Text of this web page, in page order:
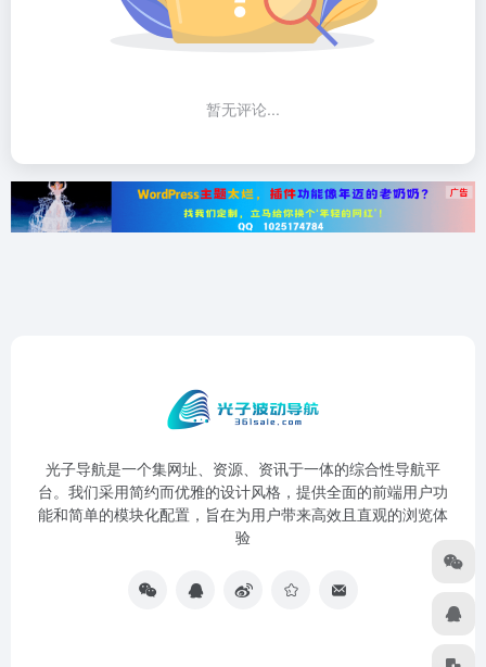
暂无评论...
光子导航是一个集网址、资源、资讯于一体的综合性导航平
台。我们采用简约而优雅的设计风格，提供全面的前端用户功
能和简单的模块化配置，旨在为用户带来高效且直观的浏览体
验